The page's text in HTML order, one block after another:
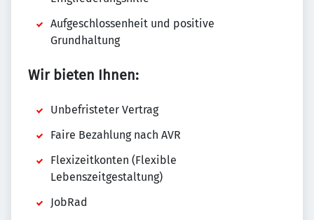
Aufgeschlossenheit und positive
Grundhaltung
Wir bieten Ihnen:
Unbefristeter Vertrag
Faire Bezahlung nach AVR
Flexizeitkonten (Flexible
Lebenszeitgestaltung)
JobRad